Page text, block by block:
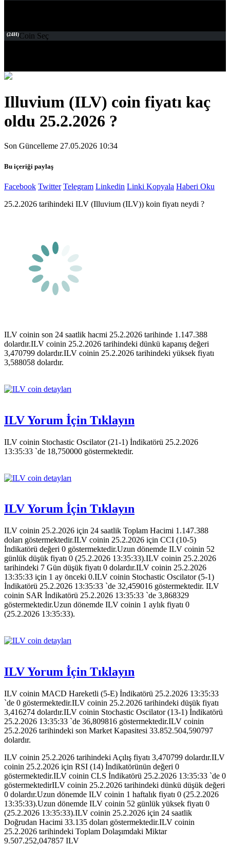
(24H)Coin Seç
Illuvium (ILV) coin fiyatı kaç
oldu 25.2.2026 ?
Son Güncelleme 27.05.2026 10:34
Bu içeriği paylaş
Facebook Twitter Telegram Linkedin Linki Kopyala Haberi Oku
25.2.2026 tarihindeki ILV (Illuvium (ILV)) koin fiyatı neydi ?
ILV coinin son 24 saatlik hacmi 25.2.2026 tarihinde 1.147.388
dolardır.ILV coinin 25.2.2026 tarihindeki dünkü kapanış değeri
3,470799 dolardır.ILV coinin 25.2.2026 tarihindeki yüksek fiyatı
3,588058 dolardır.
ILV Yorum İçin Tıklayın
ILV coinin Stochastic Oscilator (21-1) İndikatörü 25.2.2026
13:35:33 `de 18,750000 göstermektedir.
ILV Yorum İçin Tıklayın
ILV coinin 25.2.2026 için 24 saatlik Toplam Hacimi 1.147.388
doları göstermektedir.ILV coinin 25.2.2026 için CCI (10-5)
İndikatörü değeri 0 göstermektedir.Uzun dönemde ILV coinin 52
günlük düşük fiyatı 0 (25.2.2026 13:35:33).ILV coinin 25.2.2026
tarihindeki 7 Gün düşük fiyatı 0 dolardır.ILV coinin 25.2.2026
13:35:33 için 1 ay önceki 0.ILV coinin Stochastic Oscilator (5-1)
İndikatörü 25.2.2026 13:35:33 `de 32,459016 göstermektedir. ILV
coinin SAR İndikatörü 25.2.2026 13:35:33 `de 3,868329
göstermektedir.Uzun dönemde ILV coinin 1 aylık fiyatı 0
(25.2.2026 13:35:33).
ILV Yorum İçin Tıklayın
ILV coinin MACD Hareketli (5-E) İndikatörü 25.2.2026 13:35:33
`de 0 göstermektedir.ILV coinin 25.2.2026 tarihindeki düşük fiyatı
3,416274 dolardır.ILV coinin Stochastic Oscilator (13-1) İndikatörü
25.2.2026 13:35:33 `de 36,809816 göstermektedir.ILV coinin
25.2.2026 tarihindeki son Market Kapasitesi 33.852.504,590797
dolardır.
ILV coinin 25.2.2026 tarihindeki Açılış fiyatı 3,470799 dolardır.ILV
coinin 25.2.2026 için RSI (14) İndikatörünün değeri 0
göstermektedir.ILV coinin CLS İndikatörü 25.2.2026 13:35:33 `de 0
göstermektedirILV coinin 25.2.2026 tarihindeki dünkü düşük değeri
0 dolardır.Uzun dönemde ILV coinin 1 haftalık fiyatı 0 (25.2.2026
13:35:33).Uzun dönemde ILV coinin 52 günlük yüksek fiyatı 0
(25.2.2026 13:35:33).ILV coinin 25.2.2026 için 24 saatlik
Doğrudan Hacimi 33.135 doları göstermektedir.ILV coinin
25.2.2026 tarihindeki Toplam Dolaşımdaki Miktar
9.507.252,047857 ILV